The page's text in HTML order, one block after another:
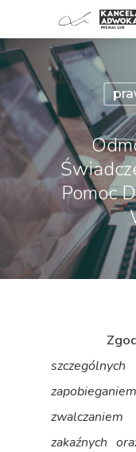
Pomoc
Zgodnie
zakaźnych